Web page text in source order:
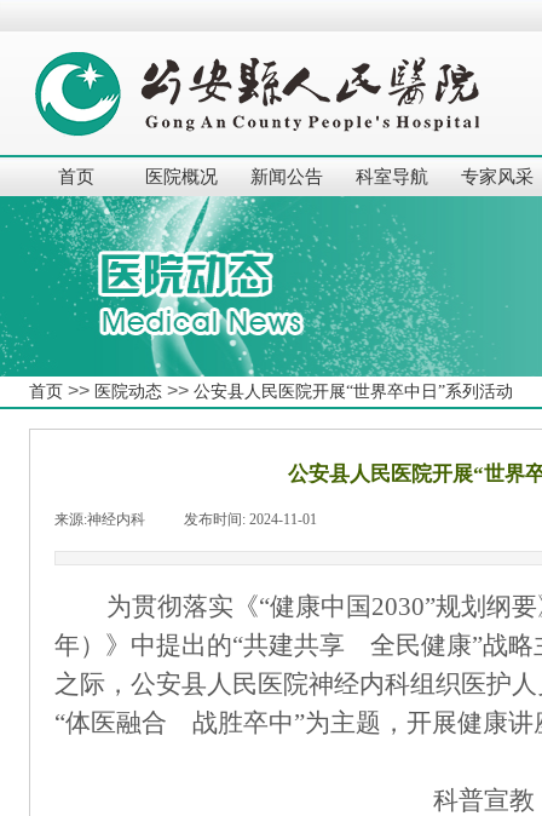
首页 医院概况 新闻公告 科室导航 专家风采
首页 >> 医院动态 >> 公安县人民医院开展“世界卒中日”系列活动
公安县人民医院开展“世界
来源:神经内科 发布时间: 2024-11-01
为贯彻落实《“健康中国2030”规划纲
年）》中提出的“共建共享 全民健康”战略
之际，公安县人民医院神经内科组织医护
“体医融合 战胜卒中”为主题，开展健康讲
科普宣教